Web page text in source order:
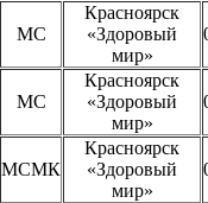
МС
Красноярск
«Здоровый
мир»
МС
Красноярск
«Здоровый
мир»
МСМК
Красноярск
«Здоровый
мир»